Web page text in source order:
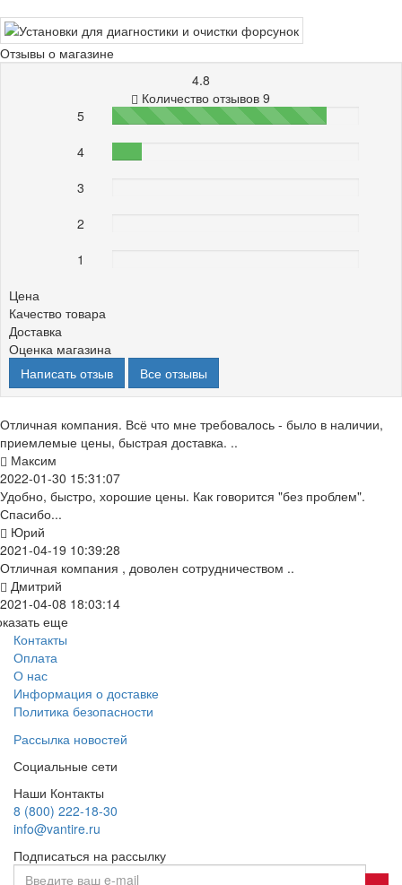
Отзывы о магазине
4.8
Количество отзывов 9
5
87%
4
3
2
1
Цена
Качество товара
Доставка
Оценка магазина
Написать отзыв
Все отзывы
Отличная компания. Всё что мне требовалось - было в наличии,
приемлемые цены, быстрая доставка. ..
Максим
2022-01-30 15:31:07
Удобно, быстро, хорошие цены. Как говорится "без проблем".
Спасибо...
Юрий
2021-04-19 10:39:28
Отличная компания , доволен сотрудничеством ..
Дмитрий
2021-04-08 18:03:14
еще
Контакты
Оплата
О нас
Информация о доставке
Политика безопасности
Рассылка новостей
Социальные сети
Наши Контакты
8 (800) 222-18-30
info@vantire.ru
Подписаться на рассылку